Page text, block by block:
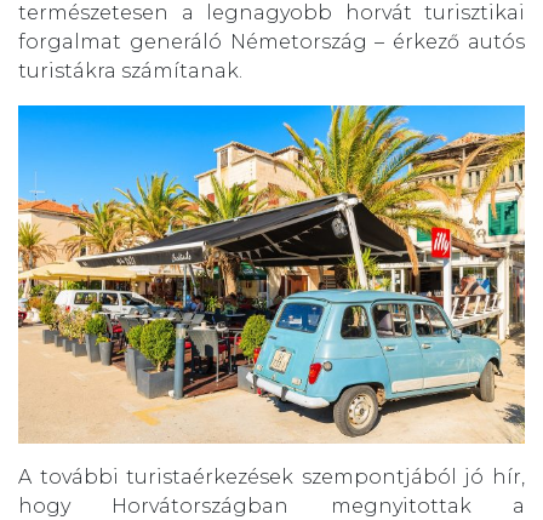
természetesen a legnagyobb horvát turisztikai
forgalmat generáló Németország – érkező autós
turistákra számítanak.
A további turistaérkezések szempontjából jó hír,
hogy Horvátországban megnyitottak a